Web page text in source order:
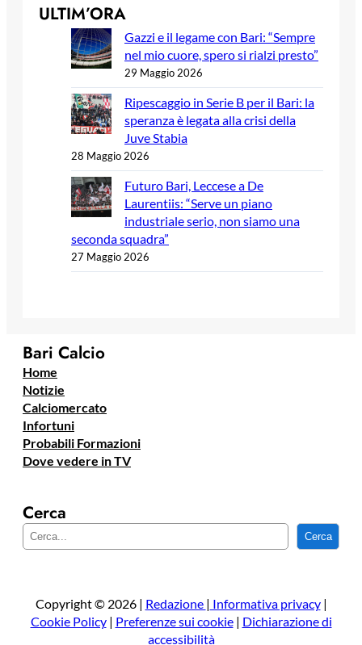
ULTIM’ORA
Gazzi e il legame con Bari: “Sempre
nel mio cuore, spero si rialzi presto”
29 Maggio 2026
Ripescaggio in Serie B per il Bari: la
speranza è legata alla crisi della
Juve Stabia
28 Maggio 2026
Futuro Bari, Leccese a De
Laurentiis: “Serve un piano
industriale serio, non siamo una
seconda squadra”
27 Maggio 2026
Bari Calcio
Home
Notizie
Calciomercato
Infortuni
Probabili Formazioni
Dove vedere in TV
Cerca
e
a
Cerca
Copyright © 2026 | Redazione | Informativa privacy|
Cookie Policy| Preferenze sui cookie| Dichiarazione di
accessibilità